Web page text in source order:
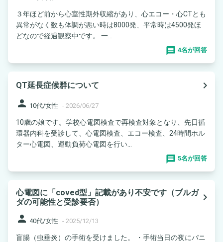
３年ほど前から心室性期外収縮があり、心エコー・心CTとも
異常がなく数も体調が悪い時は8000発、平常時は4500発ほ
どなので経過観察中です。 一...
4名が回答
QT延長症候群について
navigate_next
person 10代/女性 - 2026/06/27
10歳の娘です。学校心電図検査で再検査対象となり、先日循
環器内科を受診して、心電図検査、エコー検査、24時間ホル
ター心電図、運動負荷心電図を行い...
5名が回答
心電図に「coved型」記載があり不安です（ブルガ
ダの可能性と受診要否）
navigate_next
person 40代/女性 - 2025/12/13
盲腸（虫垂炎）の手術を受けました。 ・手術当日の夜にパニ